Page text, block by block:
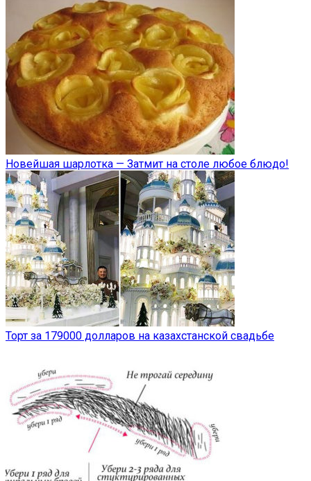
Новейшая шарлотка — Затмит на столе любое блюдо!
Торт за 179000 долларов на казахстанской свадьбе